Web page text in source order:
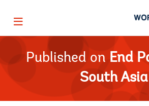
Page
Published on End
South Asia